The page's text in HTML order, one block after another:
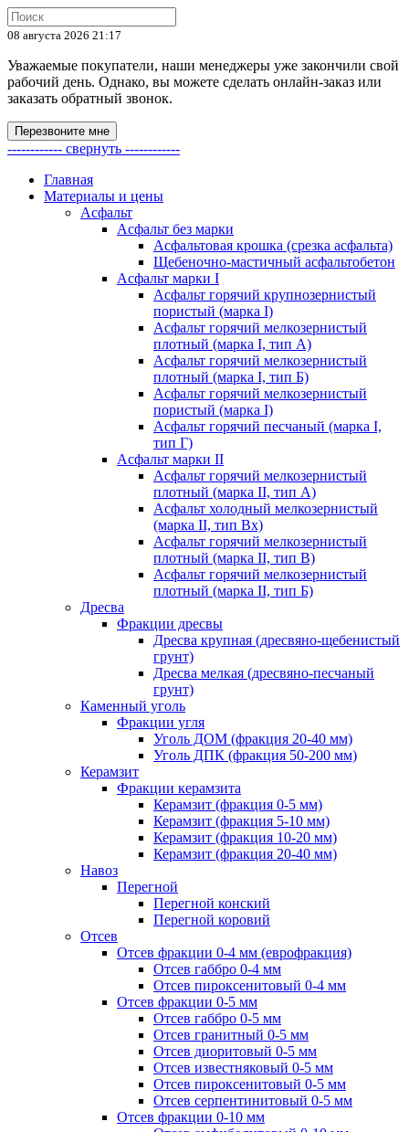
08 августа 2026 21:17
Уважаемые покупатели, наши менеджеры уже закончили свой
рабочий день. Однако, вы можете сделать онлайн-заказ или
заказать обратный звонок.
Перезвоните мне
------------ свернуть ------------
Главная
Материалы и цены
Асфальт
Асфальт без марки
Асфальтовая крошка (срезка асфальта)
Щебеночно-мастичный асфальтобетон
Асфальт марки I
Асфальт горячий крупнозернистый
пористый (марка I)
Асфальт горячий мелкозернистый
плотный (марка I, тип А)
Асфальт горячий мелкозернистый
плотный (марка I, тип Б)
Асфальт горячий мелкозернистый
пористый (марка I)
Асфальт горячий песчаный (марка I,
тип Г)
Асфальт марки II
Асфальт горячий мелкозернистый
плотный (марка II, тип А)
Асфальт холодный мелкозернистый
(марка II, тип Вх)
Асфальт горячий мелкозернистый
плотный (марка II, тип В)
Асфальт горячий мелкозернистый
плотный (марка II, тип Б)
Дресва
Фракции дресвы
Дресва крупная (дресвяно-щебенистый
грунт)
Дресва мелкая (дресвяно-песчаный
грунт)
Каменный уголь
Фракции угля
Уголь ДОМ (фракция 20-40 мм)
Уголь ДПК (фракция 50-200 мм)
Керамзит
Фракции керамзита
Керамзит (фракция 0-5 мм)
Керамзит (фракция 5-10 мм)
Керамзит (фракция 10-20 мм)
Керамзит (фракция 20-40 мм)
Навоз
Перегной
Перегной конский
Перегной коровий
Отсев
Отсев фракции 0-4 мм (еврофракция)
Отсев габбро 0-4 мм
Отсев пироксенитовый 0-4 мм
Отсев фракции 0-5 мм
Отсев габбро 0-5 мм
Отсев гранитный 0-5 мм
Отсев диоритовый 0-5 мм
Отсев известняковый 0-5 мм
Отсев пироксенитовый 0-5 мм
Отсев серпентинитовый 0-5 мм
Отсев фракции 0-10 мм